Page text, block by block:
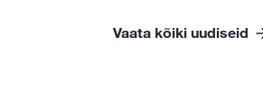
Vaata kõiki uudiseid